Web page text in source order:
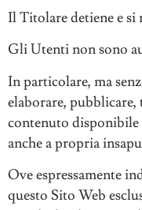
Il Titolare detiene e
Gli Utenti non sono
In particolare, ma
elaborare, pubblicare,
contenuto
anche a propria
Ove espressamente
questo Sito Web